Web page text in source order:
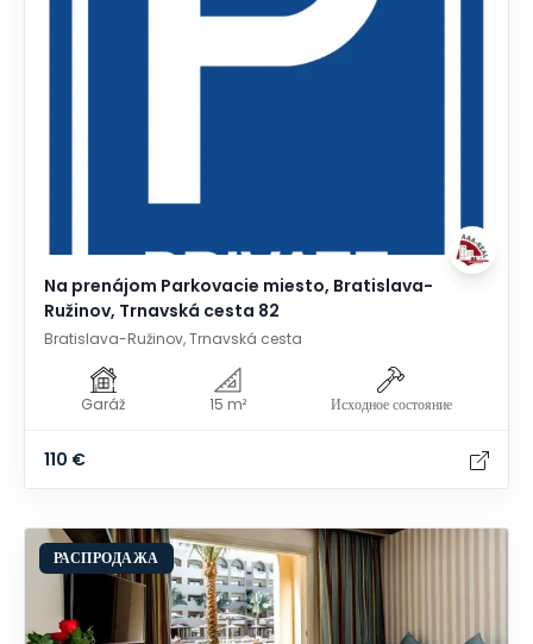
Na prenájom Parkovacie miesto, Bratislava-
Ružinov, Trnavská cesta 82
Bratislava-Ružinov, Trnavská cesta
Garáž 15 m² Исходное состояние
110 €
РАСПРОДАЖА